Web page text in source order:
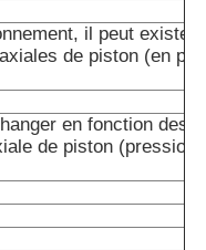
il peut exister
de piston (en
en fonction des
de piston (pression